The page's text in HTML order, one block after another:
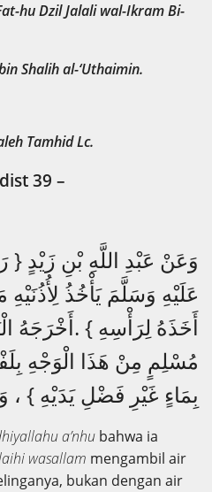
hu Dzil Jalali wal-Ikram Bi-
Shalih al-‘Uthaimin.
Tamhid Lc.
39 –
وَعَنْ عَبْدِ اللَّهِ بْنِ زَيْدٍ {
عَلَيْهِ وَسَلَّمَ يَأْخُذُ لِأُذُنَيْهِ
أَخَذَهُ لِرَأْسِهِ } .أَخْرَجَهُ
مُسْلِمٍ مِنْ هَذَا الْوَجْهِ
بِمَاءٍ غَيْرِ فَضْلِ يَدَيْهِ }
a’nhu bahwa ia
wasallam mengambil air
bukan dengan air